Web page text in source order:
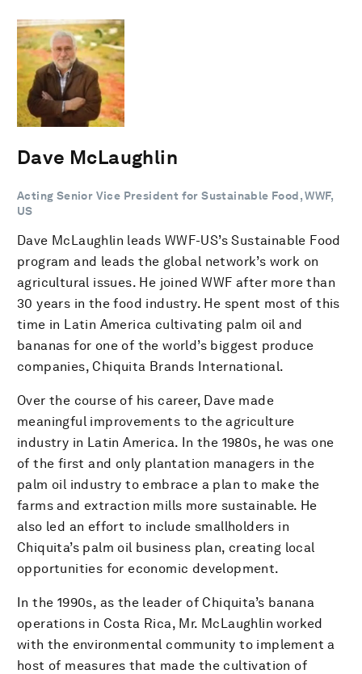
Dave McLaughlin
Acting Senior Vice President for Sustainable Food, WWF,
US
Dave McLaughlin leads WWF-US’s Sustainable Food
program and leads the global network’s work on
agricultural issues. He joined WWF after more than
30 years in the food industry. He spent most of this
time in Latin America cultivating palm oil and
bananas for one of the world’s biggest produce
companies, Chiquita Brands International.
Over the course of his career, Dave made
meaningful improvements to the agriculture
industry in Latin America. In the 1980s, he was one
of the first and only plantation managers in the
palm oil industry to embrace a plan to make the
farms and extraction mills more sustainable. He
also led an effort to include smallholders in
Chiquita’s palm oil business plan, creating local
opportunities for economic development.
In the 1990s, as the leader of Chiquita’s banana
operations in Costa Rica, Mr. McLaughlin worked
with the environmental community to implement a
host of measures that made the cultivation of